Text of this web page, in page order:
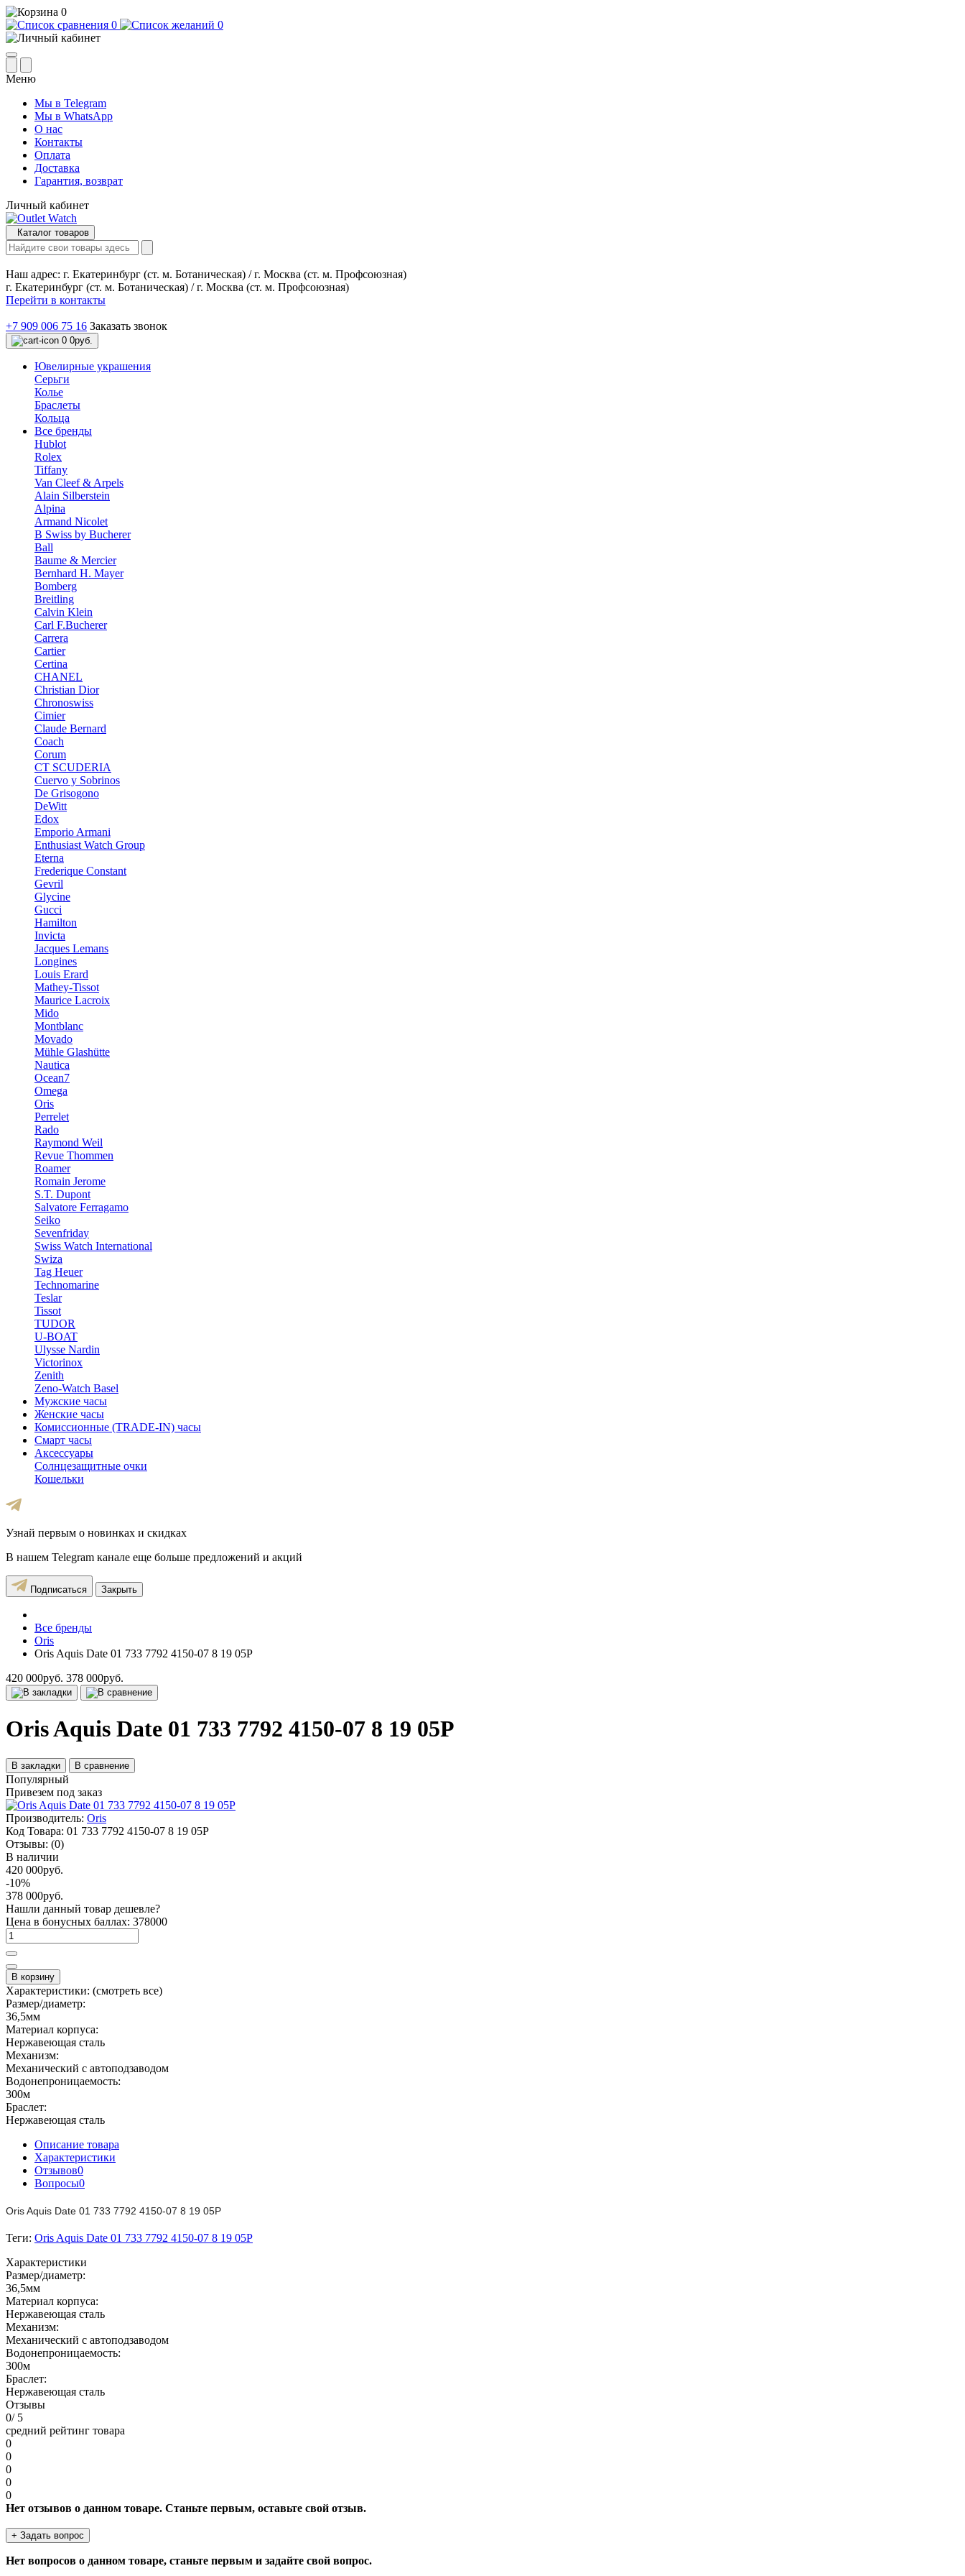
0
0
0
Меню
Мы в Telegram
Мы в WhatsApp
О нас
Контакты
Оплата
Доставка
Гарантия, возврат
Личный кабинет
Каталог товаров
Наш адрес: г. Екатеринбург (ст. м. Ботаническая) / г. Москва (ст. м. Профсоюзная)
г. Екатеринбург (ст. м. Ботаническая) / г. Москва (ст. м. Профсоюзная)
Перейти в контакты
+7 909 006 75 16 Заказать звонок
0 0руб.
Ювелирные украшения
Серьги
Колье
Браслеты
Кольца
Все бренды
Hublot
Rolex
Tiffany
Van Cleef & Arpels
Alain Silberstein
Alpina
Armand Nicolet
B Swiss by Bucherer
Ball
Baume & Mercier
Bernhard H. Mayer
Bomberg
Breitling
Calvin Klein
Carl F.Bucherer
Carrera
Cartier
Certina
CHANEL
Christian Dior
Chronoswiss
Cimier
Claude Bernard
Coach
Corum
CT SCUDERIA
Cuervo y Sobrinos
De Grisogono
DeWitt
Edox
Emporio Armani
Enthusiast Watch Group
Eterna
Frederique Constant
Gevril
Glycine
Gucci
Hamilton
Invicta
Jacques Lemans
Longines
Louis Erard
Mathey-Tissot
Maurice Lacroix
Mido
Montblanc
Movado
Mühle Glashütte
Nautica
Ocean7
Omega
Oris
Perrelet
Rado
Raymond Weil
Revue Thommen
Roamer
Romain Jerome
S.T. Dupont
Salvatore Ferragamo
Seiko
Sevenfriday
Swiss Watch International
Swiza
Tag Heuer
Technomarine
Teslar
Tissot
TUDOR
U-BOAT
Ulysse Nardin
Victorinox
Zenith
Zeno-Watch Basel
Мужские часы
Женские часы
Комиссионные (TRADE-IN) часы
Смарт часы
Аксессуары
Солнцезащитные очки
Кошельки
Узнай первым о новинках и скидках
В нашем Telegram канале еще больше предложений и акций
Подписаться Закрыть
Все бренды
Oris
Oris Aquis Date 01 733 7792 4150-07 8 19 05P
420 000руб. 378 000руб.
Oris Aquis Date 01 733 7792 4150-07 8 19 05P
В закладки В сравнение
Популярный
Привезем под заказ
Производитель: Oris
Код Товара: 01 733 7792 4150-07 8 19 05P
Отзывы: (0)
В наличии
420 000руб.
-10%
378 000руб.
Нашли данный товар дешевле?
Цена в бонусных баллах: 378000
В корзину
Характеристики: (смотреть все)
Размер/диаметр:
36,5мм
Материал корпуса:
Нержавеющая сталь
Механизм:
Механический с автоподзаводом
Водонепроницаемость:
300м
Браслет:
Нержавеющая сталь
Описание товара
Характеристики
Отзывов0
Вопросы0
Oris Aquis Date 01 733 7792 4150-07 8 19 05P
Теги: Oris Aquis Date 01 733 7792 4150-07 8 19 05P
Характеристики
Размер/диаметр:
36,5мм
Материал корпуса:
Нержавеющая сталь
Механизм:
Механический с автоподзаводом
Водонепроницаемость:
300м
Браслет:
Нержавеющая сталь
Отзывы
0/ 5
средний рейтинг товара
0
0
0
0
0
Нет отзывов о данном товаре. Станьте первым, оставьте свой отзыв.
+ Задать вопрос
Нет вопросов о данном товаре, станьте первым и задайте свой вопрос.